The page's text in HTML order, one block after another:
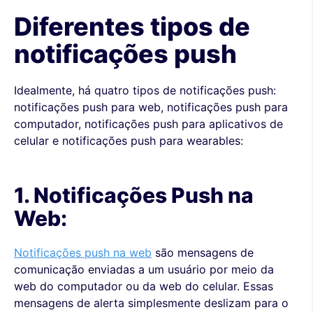
Diferentes tipos de
notificações push
Idealmente, há quatro tipos de notificações push:
notificações push para web, notificações push para
computador, notificações push para aplicativos de
celular e notificações push para wearables:
1. Notificações Push na
Web:
Notificações push na web são mensagens de
comunicação enviadas a um usuário por meio da
web do computador ou da web do celular. Essas
mensagens de alerta simplesmente deslizam para o